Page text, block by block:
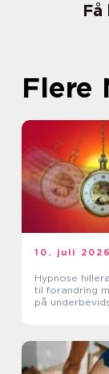
Flere
10. juli 2026
Hypnose hillerød
til forandring
på